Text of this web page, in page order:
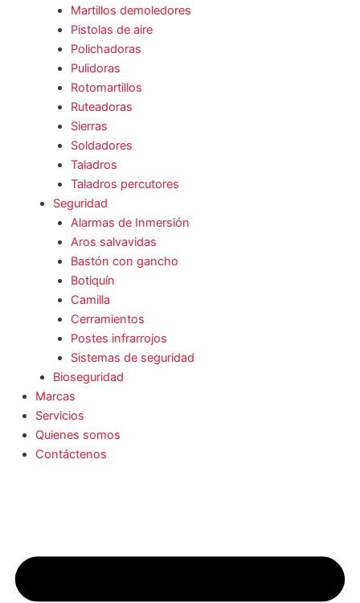
Martillos demoledores
Pistolas de aire
Polichadoras
Pulidoras
Rotomartillos
Ruteadoras
Sierras
Soldadores
Taladros
Taladros percutores
Seguridad
Alarmas de Inmersión
Aros salvavidas
Bastón con gancho
Botiquín
Camilla
Cerramientos
Postes infrarrojos
Sistemas de seguridad
Bioseguridad
Marcas
Servicios
Quienes somos
Contáctenos